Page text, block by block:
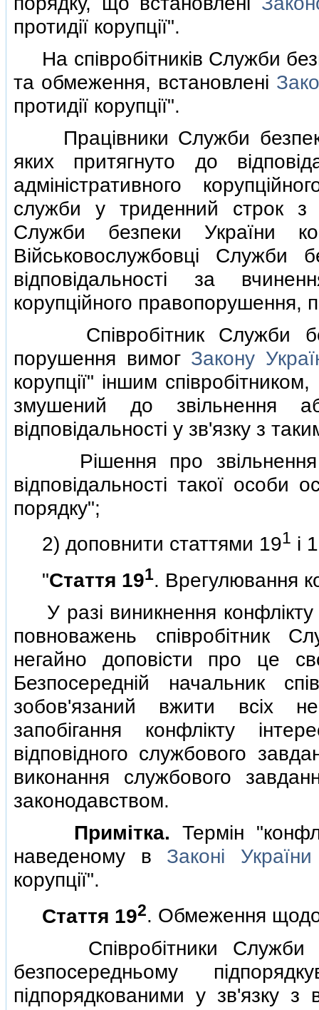
протидiї корупцiї".
На спiвробiтникiв Служби
та обмеження, встановленi
протидiї корупцiї".
Працiвники Служби безпеки
яких притягнуто до
адмiнiстративного
служби у триденний строк з
Служби безпеки України
Вiйськовослужбовцi Служби
вiдповiдальностi за
корупцiйного правопорушення,
Спiвробiтник Служби
порушення вимог Закону
корупцiї" iншим
змушений до звiльнення
вiдповiдальностi у зв'язку з
Рiшення про звiльнення
вiдповiдальностi такої особи
порядку";
2) доповнити статтями 191 i
"Стаття 191. Врегулювання
У разi виникнення конфлiкту
повноважень спiвробiтник
негайно доповiсти про це
Безпосереднiй начальник
зобов'язаний вжити всiх
запобiгання конфлiкту
вiдповiдного службового
виконання службового
законодавством.
Примiтка. Термiн
наведеному в Законi України
корупцiї".
Стаття 192. Обмеження
Спiвробiтники Служби
безпосередньому
пiдпорядкованими у зв'язку з